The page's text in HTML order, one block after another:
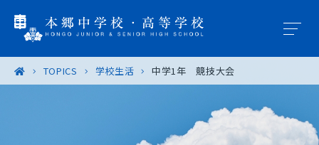
学園概要
TOPICS 学校生活 中学1年 競技大会